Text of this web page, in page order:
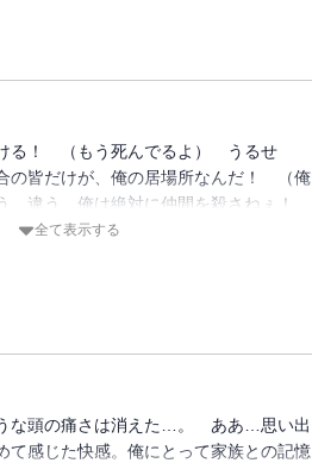
る！ （もう死んでるよ） うるせ
皆だけが、俺の居場所なんだ！ （俺
…違う…俺は絶対に仲間を殺さねぇ！
“Plus Ultra”!!
全て表示する
な頭の痛さは消えた…。 ああ…思い出
て感じた快感。俺にとって家族との記憶